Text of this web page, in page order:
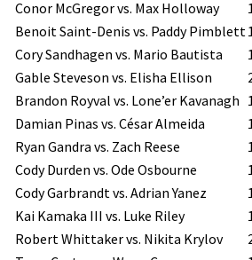
Conor McGregor vs. Max Holloway
Benoit Saint-Denis vs. Paddy Pimblett
Cory Sandhagen vs. Mario Bautista
Gable Steveson vs. Elisha Ellison
Brandon Royval vs. Lone’er Kavanagh
Damian Pinas vs. César Almeida
Ryan Gandra vs. Zach Reese
Cody Durden vs. Ode Osbourne
Cody Garbrandt vs. Adrian Yanez
Kai Kamaka III vs. Luke Riley
Robert Whittaker vs. Nikita Krylov